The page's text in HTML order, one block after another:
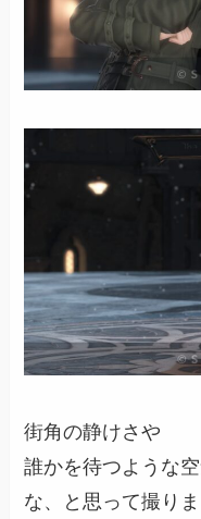
街角の静けさや
誰かを待つような
な、と思って撮りま